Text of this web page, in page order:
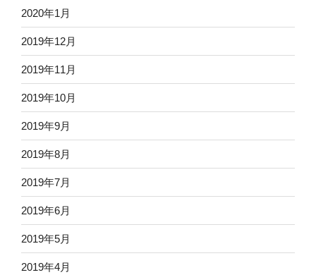
2020年1月
2019年12月
2019年11月
2019年10月
2019年9月
2019年8月
2019年7月
2019年6月
2019年5月
2019年4月